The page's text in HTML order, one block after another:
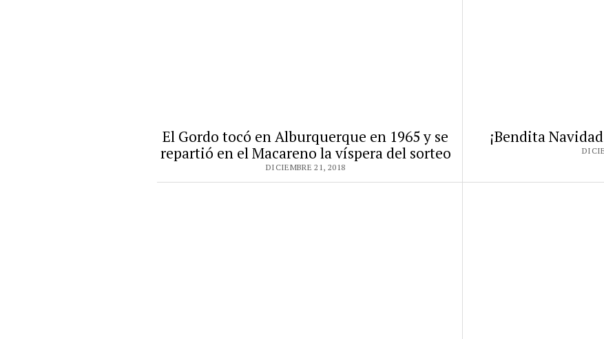
El Gordo tocó en Alburquerque en 1965 y se
repartió en el Macareno la víspera del sorteo
DICIEMBRE 21, 2018
¡Bendita